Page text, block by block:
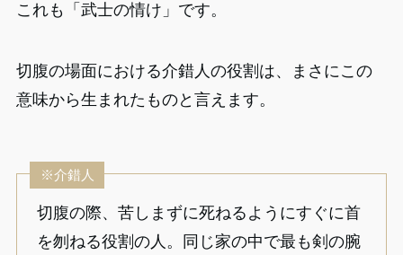
これも「武士の情け」です。
切腹の場面における介錯人の役割は、まさにこの
意味から生まれたものと言えます。
※介錯人
切腹の際、苦しまずに死ねるようにすぐに首
を刎ねる役割の人。同じ家の中で最も剣の腕